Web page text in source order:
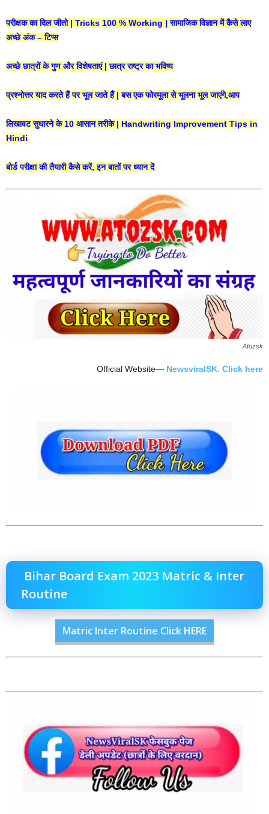
परीक्षक का दिल जीतो | Tricks 100 % Working | सामाजिक विज्ञान में कैसे लाए
अच्छे अंक – टिप्स
अच्छे छात्रों के गुण और विशेषताएं | छात्र राष्ट्र का भविष्य
प्रश्नोत्तर याद करते हैं पर भूल जाते हैं | बस एक फोरमूला से भूलना भूल जाएंगे,आप
लिखावट सुधारने के 10 आसान तरीके | Handwriting Improvement Tips in
Hindi
बोर्ड परीक्षा की तैयारी कैसे करें, इन बातों पर ध्यान दें
Atozsk
Official Website— NewsviralSK. Click here
Bihar Board Exam 2023 Matric & Inter
Routine
Matric Inter Routine Click HERE